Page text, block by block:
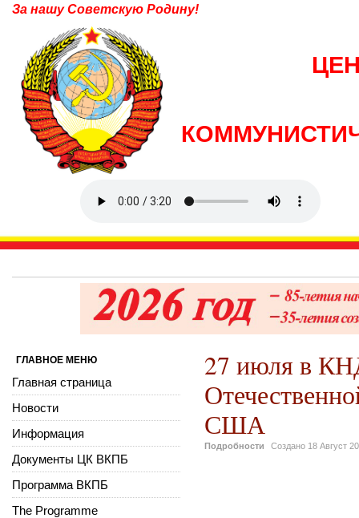
За нашу Советскую Родину!
27 июля в
США
Подробности Создано 18 Август
ГЛАВНОЕ МЕНЮ
Главная страница
Новости
Информация
Документы ЦК ВКПБ
Программа ВКПБ
The Programme